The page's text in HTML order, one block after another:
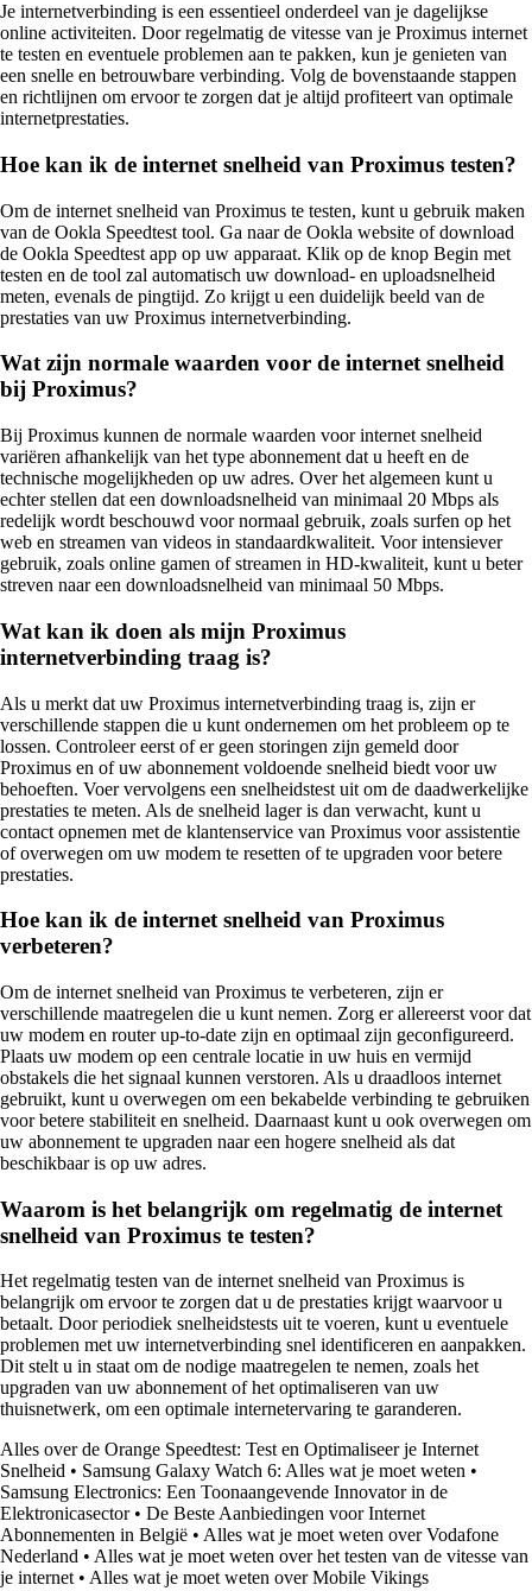
Je internetverbinding is een essentieel onderdeel van je dagelijkse
online activiteiten. Door regelmatig de vitesse van je Proximus internet
te testen en eventuele problemen aan te pakken, kun je genieten van
een snelle en betrouwbare verbinding. Volg de bovenstaande stappen
en richtlijnen om ervoor te zorgen dat je altijd profiteert van optimale
internetprestaties.
Hoe kan ik de internet snelheid van Proximus testen?
Om de internet snelheid van Proximus te testen, kunt u gebruik maken
van de Ookla Speedtest tool. Ga naar de Ookla website of download
de Ookla Speedtest app op uw apparaat. Klik op de knop Begin met
testen en de tool zal automatisch uw download- en uploadsnelheid
meten, evenals de pingtijd. Zo krijgt u een duidelijk beeld van de
prestaties van uw Proximus internetverbinding.
Wat zijn normale waarden voor de internet snelheid
bij Proximus?
Bij Proximus kunnen de normale waarden voor internet snelheid
variëren afhankelijk van het type abonnement dat u heeft en de
technische mogelijkheden op uw adres. Over het algemeen kunt u
echter stellen dat een downloadsnelheid van minimaal 20 Mbps als
redelijk wordt beschouwd voor normaal gebruik, zoals surfen op het
web en streamen van videos in standaardkwaliteit. Voor intensiever
gebruik, zoals online gamen of streamen in HD-kwaliteit, kunt u beter
streven naar een downloadsnelheid van minimaal 50 Mbps.
Wat kan ik doen als mijn Proximus
internetverbinding traag is?
Als u merkt dat uw Proximus internetverbinding traag is, zijn er
verschillende stappen die u kunt ondernemen om het probleem op te
lossen. Controleer eerst of er geen storingen zijn gemeld door
Proximus en of uw abonnement voldoende snelheid biedt voor uw
behoeften. Voer vervolgens een snelheidstest uit om de daadwerkelijke
prestaties te meten. Als de snelheid lager is dan verwacht, kunt u
contact opnemen met de klantenservice van Proximus voor assistentie
of overwegen om uw modem te resetten of te upgraden voor betere
prestaties.
Hoe kan ik de internet snelheid van Proximus
verbeteren?
Om de internet snelheid van Proximus te verbeteren, zijn er
verschillende maatregelen die u kunt nemen. Zorg er allereerst voor dat
uw modem en router up-to-date zijn en optimaal zijn geconfigureerd.
Plaats uw modem op een centrale locatie in uw huis en vermijd
obstakels die het signaal kunnen verstoren. Als u draadloos internet
gebruikt, kunt u overwegen om een bekabelde verbinding te gebruiken
voor betere stabiliteit en snelheid. Daarnaast kunt u ook overwegen om
uw abonnement te upgraden naar een hogere snelheid als dat
beschikbaar is op uw adres.
Waarom is het belangrijk om regelmatig de internet
snelheid van Proximus te testen?
Het regelmatig testen van de internet snelheid van Proximus is
belangrijk om ervoor te zorgen dat u de prestaties krijgt waarvoor u
betaalt. Door periodiek snelheidstests uit te voeren, kunt u eventuele
problemen met uw internetverbinding snel identificeren en aanpakken.
Dit stelt u in staat om de nodige maatregelen te nemen, zoals het
upgraden van uw abonnement of het optimaliseren van uw
thuisnetwerk, om een optimale internetervaring te garanderen.
Alles over de Orange Speedtest: Test en Optimaliseer je Internet
Snelheid • Samsung Galaxy Watch 6: Alles wat je moet weten •
Samsung Electronics: Een Toonaangevende Innovator in de
Elektronicasector• De Beste Aanbiedingen voor Internet
Abonnementen in België • Alles wat je moet weten over Vodafone
Nederland • Alles wat je moet weten over het testen van de vitesse van
je internet • Alles wat je moet weten over Mobile Vikings